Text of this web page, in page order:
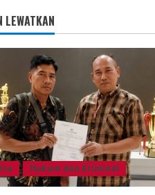
LEWATKAN
Hukum dan Kriminal